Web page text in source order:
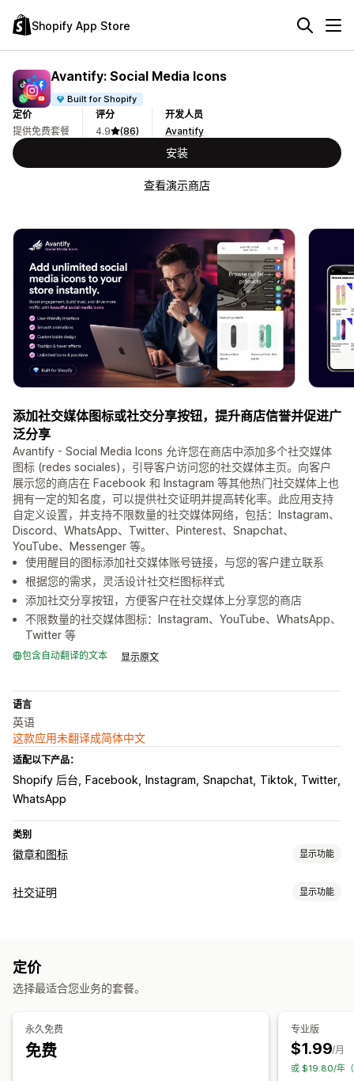
Shopify App Store
Avantify: Social Media Icons
Built for Shopify
定价
提供免费套餐
评分
4.9
(86)
开发人员
Avantify
安装
查看演示商店
添加社交媒体图标或社交分享按钮，提升商店信誉并促进广
泛分享
Avantify - Social Media Icons 允许您在商店中添加多个社交媒体
图标 (redes sociales)，引导客户访问您的社交媒体主页。向客户
展示您的商店在 Facebook 和 Instagram 等其他热门社交媒体上也
拥有一定的知名度，可以提供社交证明并提高转化率。此应用支持
自定义设置，并支持不限数量的社交媒体网络，包括：Instagram、
Discord、WhatsApp、Twitter、Pinterest、Snapchat、
YouTube、Messenger 等。
使用醒目的图标添加社交媒体账号链接，与您的客户建立联系
根据您的需求，灵活设计社交栏图标样式
添加社交分享按钮，方便客户在社交媒体上分享您的商店
不限数量的社交媒体图标：Instagram、YouTube、WhatsApp、
Twitter 等
包含自动翻译的文本 显示原文
语言
英语
这款应用未翻译成简体中文
适配以下产品：
Shopify 后台 Facebook Instagram Snapchat Tiktok Twitter
WhatsApp
类别
徽章和图标 显示功能
图标类型
动画
自动适应移动设备
特定设备
手动定位
结账页面
产品系列页面
产品页面
社交证明 显示功能
定价
选择最适合您业务的套餐。
永久免费
免费
专业版
$1.99/月
或 $19.80/年（